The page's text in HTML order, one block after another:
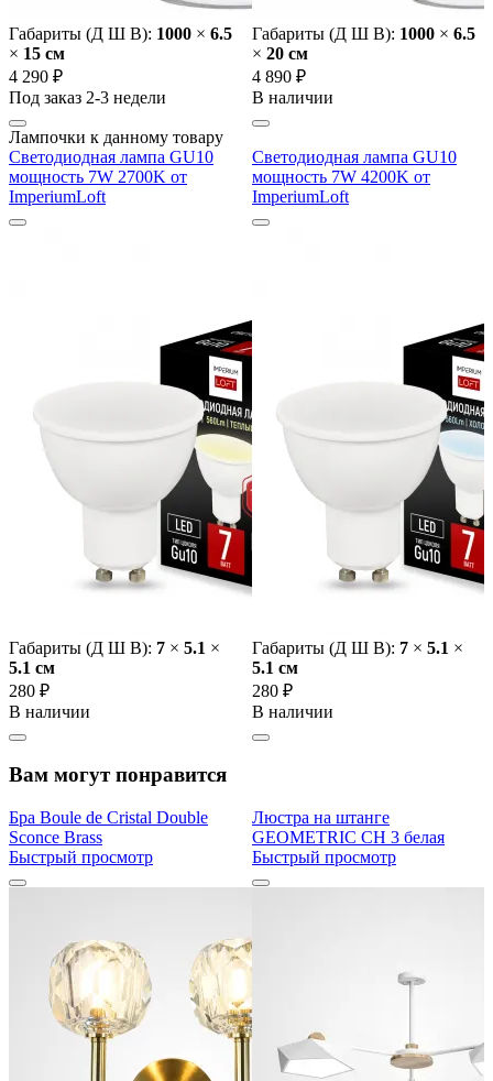
Габариты (Д Ш В): 1000 × 6.5
× 15 cм
4 290 ₽
Под заказ 2-3 недели
Габариты (Д Ш В): 1000 × 6.5
× 20 cм
4 890 ₽
В наличии
Лампочки к данному товару
Светодиодная лампа GU10
мощность 7W 2700K от
ImperiumLoft
Габариты (Д Ш В): 7 × 5.1 ×
5.1 cм
280 ₽
В наличии
Светодиодная лампа GU10
мощность 7W 4200K от
ImperiumLoft
Габариты (Д Ш В): 7 × 5.1 ×
5.1 cм
280 ₽
В наличии
Вам могут понравится
Бра Boule de Cristal Double
Sconce Brass
Быстрый просмотр
Люстра на штанге
GEOMETRIC CH 3 белая
Быстрый просмотр